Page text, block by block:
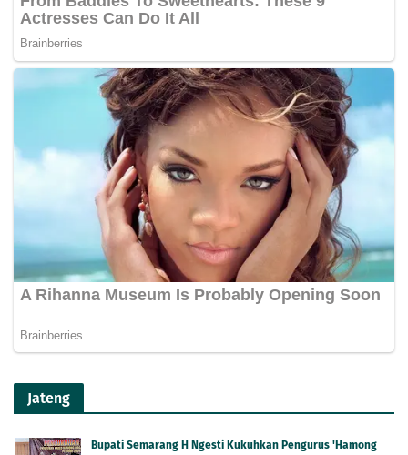
Jateng
Bupati Semarang H Ngesti Kukuhkan Pengurus 'Hamong